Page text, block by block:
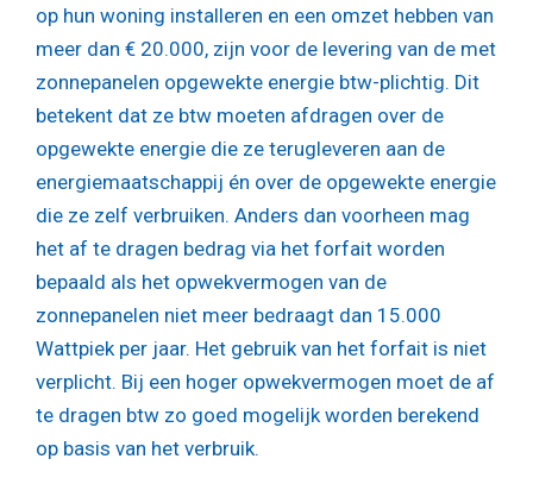
op hun woning installeren en een omzet hebben van
meer dan € 20.000, zijn voor de levering van de met
zonnepanelen opgewekte energie btw-plichtig. Dit
betekent dat ze btw moeten afdragen over de
opgewekte energie die ze terugleveren aan de
energiemaatschappij én over de opgewekte energie
die ze zelf verbruiken. Anders dan voorheen mag
het af te dragen bedrag via het forfait worden
bepaald als het opwekvermogen van de
zonnepanelen niet meer bedraagt dan 15.000
Wattpiek per jaar. Het gebruik van het forfait is niet
verplicht. Bij een hoger opwekvermogen moet de af
te dragen btw zo goed mogelijk worden berekend
op basis van het verbruik.